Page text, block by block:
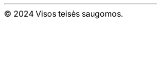
© 2024 Visos teisės saugomos.